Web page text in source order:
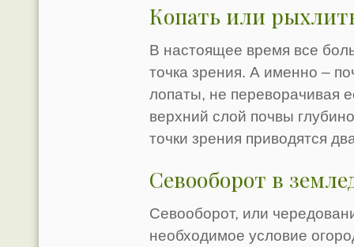
Копать или
В настоящее время все
точка зрения. А именно –
лопаты, не переворачивая
верхний слой почвы
точки зрения приводятся
Севооборот в
Севооборот, или
необходимое условие